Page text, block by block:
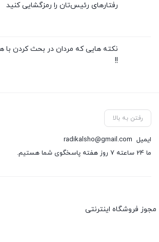
رفتارهای رئیس‌تان را رمزگشایی کنید
نکته هایی که مردان در بحث کردن با
!!
رفتن به بالا
ایمیل radikalsho@gmail.com
ما 24 ساعته 7 روز هفته پاسخگوی شما هستیم.
مجوز فروشگاه اینترنتی